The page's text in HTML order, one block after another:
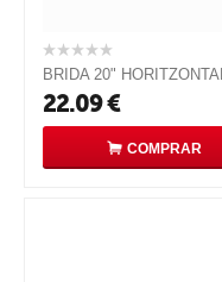
BRIDA 20"
22.09€
COMPRAR